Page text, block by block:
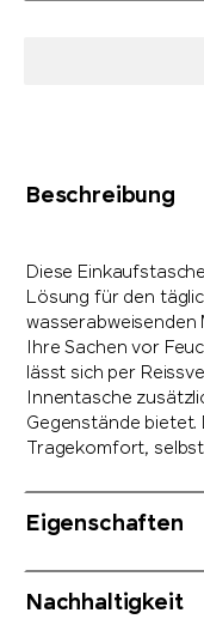
Beschreibung
Diese
Lösung für den
Ihre Sachen vor
lässt sich per
Innentasche
Gegenstände
Tragekomfort,
Eigenschaften
Nachhaltigkeit